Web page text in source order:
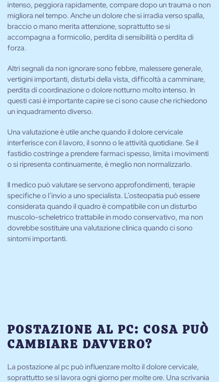
intenso, peggiora rapidamente, compare dopo un trauma o non
migliora nel tempo. Anche un dolore che si irradia verso spalla,
braccio o mano merita attenzione, soprattutto se si
accompagna a formicolio, perdita di sensibilità o perdita di
forza.
Altri segnali da non ignorare sono febbre, malessere generale,
vertigini importanti, disturbi della vista, difficoltà a camminare,
perdita di coordinazione o dolore notturno molto intenso. In
questi casi è importante capire se ci sono cause che richiedono
un inquadramento diverso.
Una valutazione è utile anche quando il dolore cervicale
interferisce con il lavoro, il sonno o le attività quotidiane. Se il
fastidio costringe a prendere farmaci spesso, limita i movimenti
o si ripresenta continuamente, è meglio non normalizzarlo.
Il medico può valutare se servono approfondimenti, terapie
specifiche o l’invio a uno specialista. L’osteopatia può essere
considerata quando il quadro è compatibile con un disturbo
muscolo-scheletrico trattabile in modo conservativo, ma non
dovrebbe sostituire una valutazione clinica quando ci sono
sintomi importanti.
POSTAZIONE AL PC: COSA PUÒ
CAMBIARE DAVVERO?
La postazione al pc può influenzare molto il dolore cervicale,
soprattutto se si lavora ogni giorno per molte ore. Una scrivania